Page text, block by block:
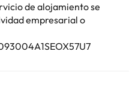
pueden ser de pago. Puedes
en el establecimiento. Toda la
de alojamiento se
empresarial o